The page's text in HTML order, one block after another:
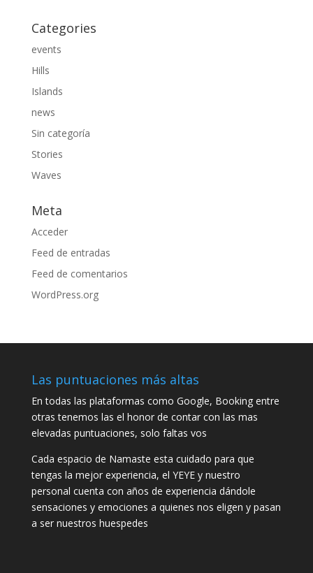
Categories
events
Hills
Islands
news
Sin categoría
Stories
Waves
Meta
Acceder
Feed de entradas
Feed de comentarios
WordPress.org
Las puntuaciones más altas
En todas las plataformas como Google, Booking entre
otras tenemos las el honor de contar con las mas
elevadas puntuaciones, solo faltas vos
Cada espacio de Namaste esta cuidado para que
tengas la mejor experiencia, el YEYE y nuestro
personal cuenta con años de experiencia dándole
sensaciones y emociones a quienes nos eligen y pasan
a ser nuestros huespedes